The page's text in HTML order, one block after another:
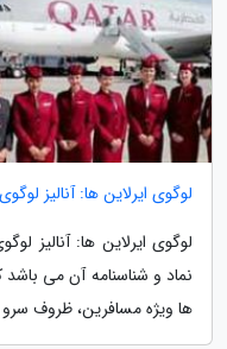
لوگوی ایرلاین ها: آنالیز لوگوی 30 ایرلاین ایران و جهان (طراحی لوگو)
نماد و شناسنامه آن می باشد
ها ویژه مسافرین، ظروف سرو